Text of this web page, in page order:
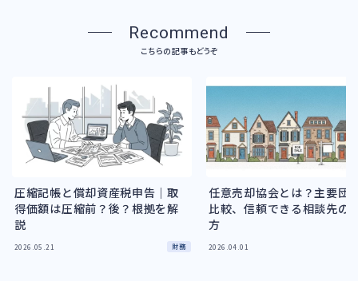
Recommend
こちらの記事もどうぞ
圧縮記帳と償却資産税申告｜取
得価額は圧縮前？後？根拠を解
説
2026.05.21 財務
任意売却協会とは？主要団
比較、信頼できる相談先の
方
2026.04.01